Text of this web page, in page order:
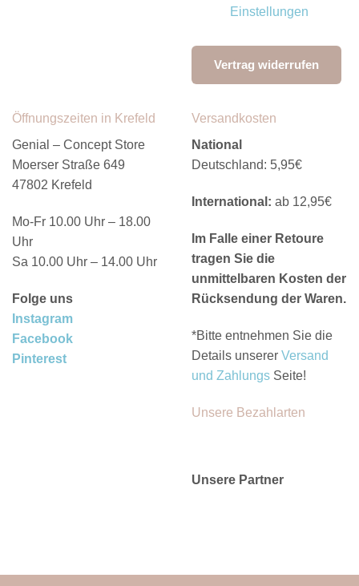
Einstellungen
Vertrag widerrufen
Öffnungszeiten in Krefeld
Genial – Concept Store
Moerser Straße 649
47802 Krefeld
Mo-Fr 10.00 Uhr – 18.00
Uhr
Sa 10.00 Uhr – 14.00 Uhr
Folge uns
Instagram
Facebook
Pinterest
Versandkosten
National
Deutschland: 5,95€
International: ab 12,95€
Im Falle einer Retoure
tragen Sie die
unmittelbaren Kosten der
Rücksendung der Waren.
*Bitte entnehmen Sie die
Details unserer Versand
und Zahlungs Seite!
Unsere Bezahlarten
Unsere Partner